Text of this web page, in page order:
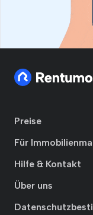
Preise
Für
Hilfe & Kontakt
Über uns